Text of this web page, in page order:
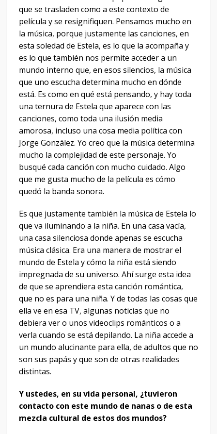
que se trasladen como a este contexto de
película y se resignifiquen. Pensamos mucho en
la música, porque justamente las canciones, en
esta soledad de Estela, es lo que la acompaña y
es lo que también nos permite acceder a un
mundo interno que, en esos silencios, la música
que uno escucha determina mucho en dónde
está. Es como en qué está pensando, y hay toda
una ternura de Estela que aparece con las
canciones, como toda una ilusión media
amorosa, incluso una cosa media política con
Jorge González. Yo creo que la música determina
mucho la complejidad de este personaje. Yo
busqué cada canción con mucho cuidado. Algo
que me gusta mucho de la película es cómo
quedó la banda sonora.
Es que justamente también la música de Estela lo
que va iluminando a la niña. En una casa vacía,
una casa silenciosa donde apenas se escucha
música clásica. Era una manera de mostrar el
mundo de Estela y cómo la niña está siendo
impregnada de su universo. Ahí surge esta idea
de que se aprendiera esta canción romántica,
que no es para una niña. Y de todas las cosas que
ella ve en esa TV, algunas noticias que no
debiera ver o unos videoclips románticos o a
verla cuando se está depilando. La niña accede a
un mundo alucinante para ella, de adultos que no
son sus papás y que son de otras realidades
distintas.
Y ustedes, en su vida personal, ¿tuvieron
contacto con este mundo de nanas o de esta
mezcla cultural de estos dos mundos?